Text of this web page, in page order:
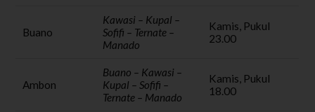
Buano
Kawasi – Kupal –
Sofifi – Ternate –
Manado
Kamis, Pukul
23.00
Ambon
Buano – Kawasi –
Kupal – Sofifi –
Ternate – Manado
Kamis, Pukul
18.00